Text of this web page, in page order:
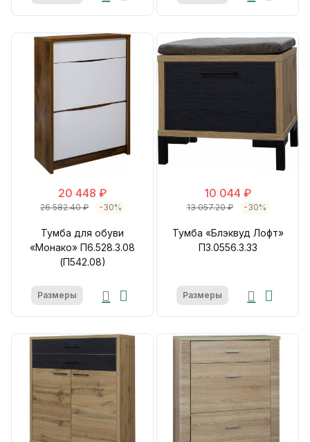
20 448 ₽
26 582.40 ₽ -30%
Тумба для обуви
«Монако» П6.528.3.08
(П542.08)
Размеры
10 044 ₽
13 057.20 ₽ -30%
Тумба «Блэквуд Лофт»
П3.0556.3.33
Размеры